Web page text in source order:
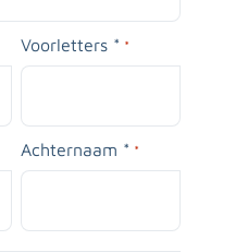
Voorletters * *
Achternaam * *